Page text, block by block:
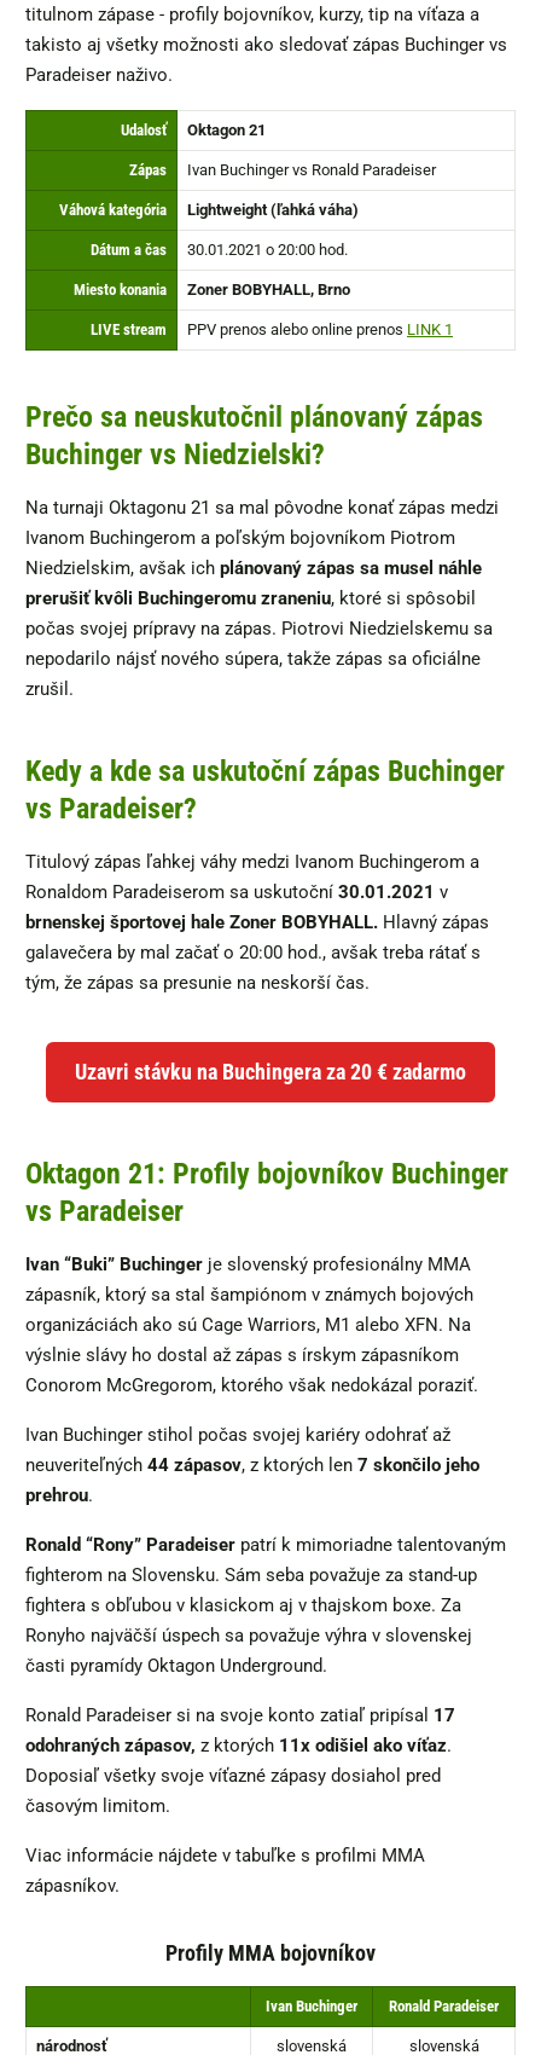
titulnom zápase - profily bojovníkov, kurzy, tip na víťaza a
takisto aj všetky možnosti ako sledovať zápas Buchinger vs
Paradeiser naživo.
Udalosť Oktagon 21
Zápas Ivan Buchinger vs Ronald Paradeiser
Váhová kategória Lightweight (ľahká váha)
Dátum a čas 30.01.2021 o 20:00 hod.
Miesto konania Zoner BOBYHALL, Brno
LIVE stream PPV prenos alebo online prenos LINK 1
Prečo sa neuskutočnil plánovaný zápas
Buchinger vs Niedzielski?
Na turnaji Oktagonu 21 sa mal pôvodne konať zápas medzi
Ivanom Buchingerom a poľským bojovníkom Piotrom
Niedzielskim, avšak ich plánovaný zápas sa musel náhle
prerušiť kvôli Buchingeromu zraneniu, ktoré si spôsobil
počas svojej prípravy na zápas. Piotrovi Niedzielskemu sa
nepodarilo nájsť nového súpera, takže zápas sa oficiálne
zrušil.
Kedy a kde sa uskutoční zápas Buchinger
vs Paradeiser?
Titulový zápas ľahkej váhy medzi Ivanom Buchingerom a
Ronaldom Paradeiserom sa uskutoční 30.01.2021 v
brnenskej športovej hale Zoner BOBYHALL. Hlavný zápas
galavečera by mal začať o 20:00 hod., avšak treba rátať s
tým, že zápas sa presunie na neskorší čas.
Uzavri stávku na Buchingera za 20 € zadarmo
Oktagon 21: Profily bojovníkov Buchinger
vs Paradeiser
Ivan “Buki” Buchinger je slovenský profesionálny MMA
zápasník, ktorý sa stal šampiónom v známych bojových
organizáciách ako sú Cage Warriors, M1 alebo XFN. Na
výslnie slávy ho dostal až zápas s írskym zápasníkom
Conorom McGregorom, ktorého však nedokázal poraziť.
Ivan Buchinger stihol počas svojej kariéry odohrať až
neuveriteľných 44 zápasov, z ktorých len 7 skončilo jeho
prehrou.
Ronald “Rony” Paradeiser patrí k mimoriadne talentovaným
fighterom na Slovensku. Sám seba považuje za stand-up
fightera s obľubou v klasickom aj v thajskom boxe. Za
Ronyho najväčší úspech sa považuje výhra v slovenskej
časti pyramídy Oktagon Underground.
Ronald Paradeiser si na svoje konto zatiaľ pripísal 17
odohraných zápasov, z ktorých 11x odišiel ako víťaz.
Doposiaľ všetky svoje víťazné zápasy dosiahol pred
časovým limitom.
Viac informácie nájdete v tabuľke s profilmi MMA
zápasníkov.
Profily MMA bojovníkov
Ivan Buchinger Ronald Paradeiser
národnosť slovenská slovenská